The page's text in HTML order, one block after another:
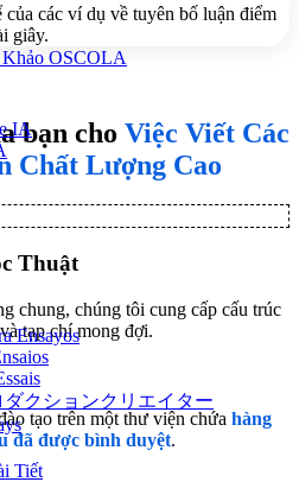
OSCOLA
IA
Ensayos
クションクリエイター
Tiết
các ví dụ về tuyên bố luận điểm
giây.
bạn cho Việc Viết Các
Chất Lượng Cao
Thuật
chung, chúng tôi cung cấp cấu trúc
tạp chí mong đợi.
tạo trên một thư viện chứa hàng
đã được bình duyệt.